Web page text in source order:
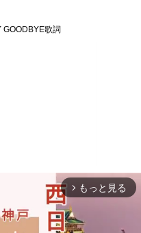
GOODBYE歌詞
arrow_forward_ios もっと見る